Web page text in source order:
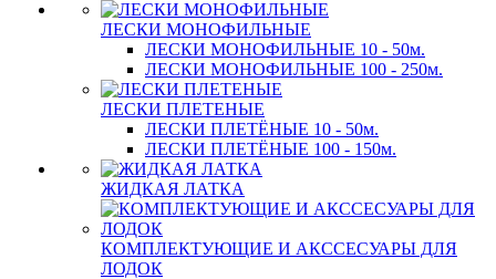
ЛЕСКИ МОНОФИЛЬНЫЕ
ЛЕСКИ МОНОФИЛЬНЫЕ 10 - 50м.
ЛЕСКИ МОНОФИЛЬНЫЕ 100 - 250м.
ЛЕСКИ ПЛЕТЕНЫЕ
ЛЕСКИ ПЛЕТЁНЫЕ 10 - 50м.
ЛЕСКИ ПЛЕТЁНЫЕ 100 - 150м.
ЖИДКАЯ ЛАТКА
КОМПЛЕКТУЮЩИЕ И АКССЕСУАРЫ ДЛЯ
ЛОДОК